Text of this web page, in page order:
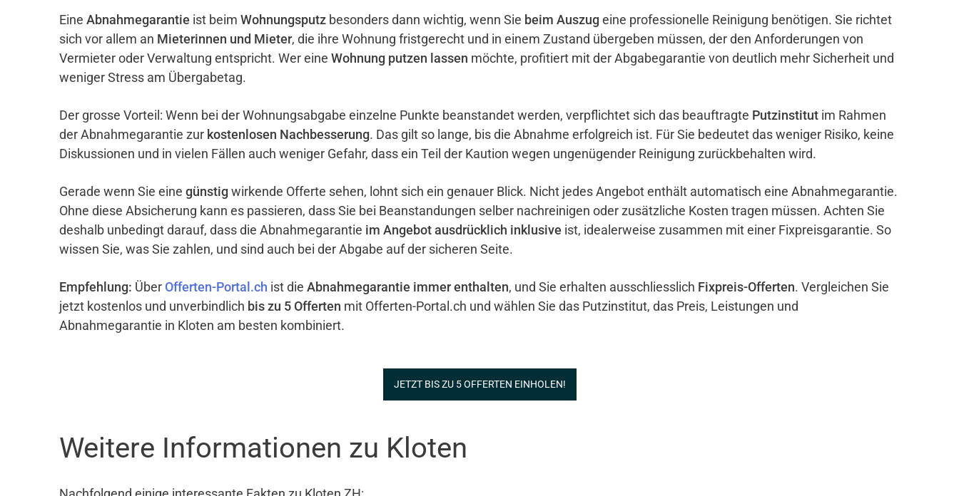
Eine Abnahmegarantie ist beim Wohnungsputz besonders dann wichtig, wenn Sie beim Auszug eine professionelle Reinigung benötigen. Sie richtet
sich vor allem an Mieterinnen und Mieter, die ihre Wohnung fristgerecht und in einem Zustand übergeben müssen, der den Anforderungen von
Vermieter oder Verwaltung entspricht. Wer eine Wohnung putzen lassen möchte, profitiert mit der Abgabegarantie von deutlich mehr Sicherheit und
weniger Stress am Übergabetag.
Der grosse Vorteil: Wenn bei der Wohnungsabgabe einzelne Punkte beanstandet werden, verpflichtet sich das beauftragte Putzinstitut im Rahmen
der Abnahmegarantie zur kostenlosen Nachbesserung. Das gilt so lange, bis die Abnahme erfolgreich ist. Für Sie bedeutet das weniger Risiko, keine
Diskussionen und in vielen Fällen auch weniger Gefahr, dass ein Teil der Kaution wegen ungenügender Reinigung zurückbehalten wird.
Gerade wenn Sie eine günstig wirkende Offerte sehen, lohnt sich ein genauer Blick. Nicht jedes Angebot enthält automatisch eine Abnahmegarantie.
Ohne diese Absicherung kann es passieren, dass Sie bei Beanstandungen selber nachreinigen oder zusätzliche Kosten tragen müssen. Achten Sie
deshalb unbedingt darauf, dass die Abnahmegarantie im Angebot ausdrücklich inklusive ist, idealerweise zusammen mit einer Fixpreisgarantie. So
wissen Sie, was Sie zahlen, und sind auch bei der Abgabe auf der sicheren Seite.
Empfehlung: Über Offerten-Portal.ch ist die Abnahmegarantie immer enthalten, und Sie erhalten ausschliesslich Fixpreis-Offerten. Vergleichen Sie
jetzt kostenlos und unverbindlich bis zu 5 Offerten mit Offerten-Portal.ch und wählen Sie das Putzinstitut, das Preis, Leistungen und
Abnahmegarantie in Kloten am besten kombiniert.
JETZT BIS ZU 5 OFFERTEN EINHOLEN!
Weitere Informationen zu Kloten